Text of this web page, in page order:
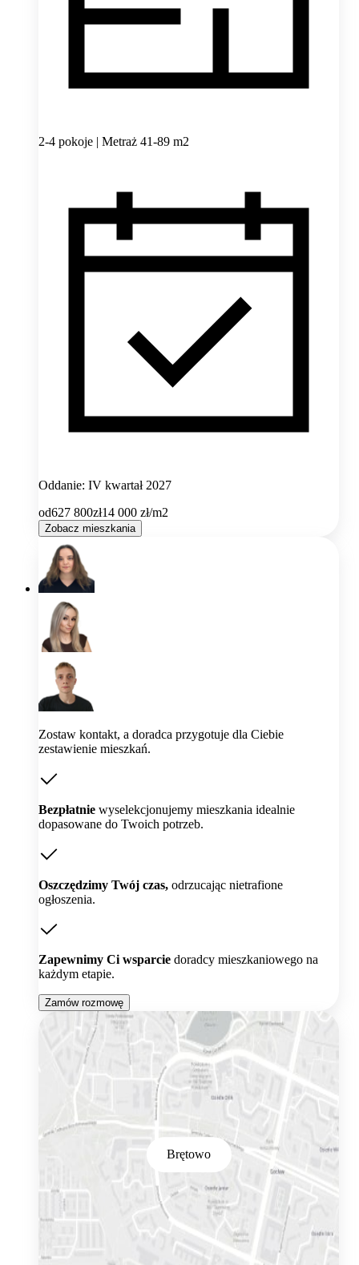
2-4 pokoje | Metraż 41-89 m2
Oddanie: IV kwartał 2027
od627 800zł14 000 zł/m2
Zobacz mieszkania
Zostaw kontakt, a doradca przygotuje dla Ciebie
zestawienie mieszkań.
Bezpłatnie wyselekcjonujemy mieszkania idealnie
dopasowane do Twoich potrzeb.
Oszczędzimy Twój czas, odrzucając nietrafione
ogłoszenia.
Zapewnimy Ci wsparcie doradcy mieszkaniowego na
każdym etapie.
Zamów rozmowę
Brętowo